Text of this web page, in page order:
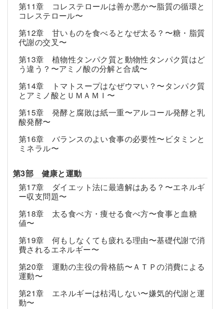
第11章 コレステロールは善か悪か〜脂質の循環と
コレステロール〜
第12章 甘いものを食べるとなぜ太る？〜糖・脂質
代謝の交叉〜
第13章 植物性タンパク質と動物性タンパク質はど
う違う？〜アミノ酸の分解と合成〜
第14章 トマトスープはなぜウマい？〜タンパク質
とアミノ酸とＵＭＡＭＩ〜
第15章 発酵と腐敗は紙一重〜アルコール発酵と乳
酸発酵〜
第16章 バランスのよい食事の必要性〜ビタミンと
ミネラル〜
第3部 健康と運動
第17章 ダイエット法に最適解はある？〜エネルギ
ー収支問題〜
第18章 太る食べ方・痩せる食べ方〜食事と血糖
値〜
第19章 何もしなくても疲れる理由〜基礎代謝で消
費されるエネルギー〜
第20章 運動の主役の骨格筋〜ＡＴＰの消費による
運動〜
第21章 エネルギーは枯渇しない〜嫌気的代謝と運
動〜